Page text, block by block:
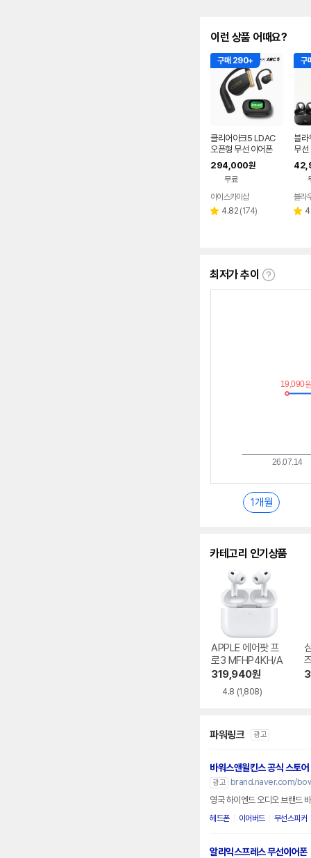
이런 상품 어때요?
구매 290+
클리어아크5 LDAC
오픈형 무선 이어폰
294,000원
무료
페이
아이스카이샵
별 4.82 리
(174)
구
블라
무선
찌
이
어폰
블라
별
최저가 추이
최
1개월
카테고리 인기상품
APPLE 에어팟 프
로3 MFHP4KH/A
319,940원
4.8 (1,808)
0
파워링크 광고
바워스앤윌킨스 공식 스토어
광고
brand.naver.com/
영국 하이엔드 오디오 브랜드
헤드폰 이어버드 무선스피커
알리익스프레스 무선이어폰